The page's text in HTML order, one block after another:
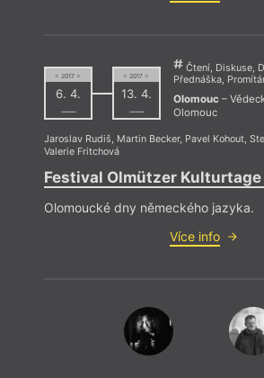
= 2017 =
6. 4.
––––
= 2017 =
13. 4.
––––
Čtení, Diskuse,
Přednáška,
Olomouc–
Olomouc
Jaroslav Rudiš Martin Becker, Pavel Kohout,
Valerie Fritchová
Festival Olmützer Kulturtage
Olomoucké dny německého jazyka.
Více info